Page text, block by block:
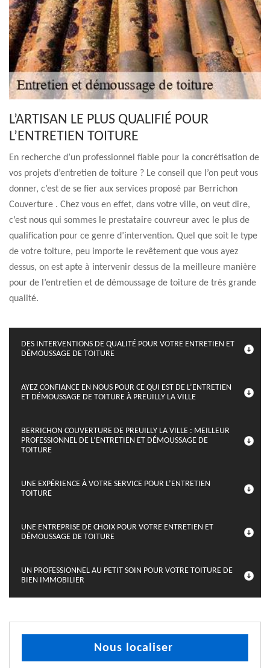
L’ARTISAN LE PLUS QUALIFIÉ POUR
L’ENTRETIEN TOITURE
En recherche d’un professionnel fiable pour la concrétisation de
vos projets d’entretien de toiture ? Le conseil que l’on peut vous
donner, c’est de se fier aux services proposé par Berrichon
Couverture . Chez vous en effet, dans votre ville, on veut dire,
c’est nous qui sommes le prestataire couvreur avec le plus de
qualification pour ce genre d’intervention. Quel que soit le type
de votre toiture, peu importe le revêtement que vous ayez
dessus, on est apte à intervenir dessus de la meilleure manière
pour de l’entretien et de démoussage de toiture de très grande
qualité.
DES INTERVENTIONS DE QUALITÉ POUR VOTRE ENTRETIEN ET
DÉMOUSSAGE DE TOITURE
AYEZ CONFIANCE EN NOUS POUR CE QUI EST DE L’ENTRETIEN
ET DÉMOUSSAGE DE TOITURE À PREUILLY LA VILLE
BERRICHON COUVERTURE DE PREUILLY LA VILLE : MEILLEUR
PROFESSIONNEL DE L’ENTRETIEN ET DÉMOUSSAGE DE
TOITURE
UNE EXPÉRIENCE À VOTRE SERVICE POUR L’ENTRETIEN
TOITURE
UNE ENTREPRISE DE CHOIX POUR VOTRE ENTRETIEN ET
DÉMOUSSAGE DE TOITURE
UN PROFESSIONNEL AU PETIT SOIN POUR VOTRE TOITURE DE
BIEN IMMOBILIER
Nous localiser